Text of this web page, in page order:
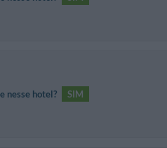
nesse hotel? SIM